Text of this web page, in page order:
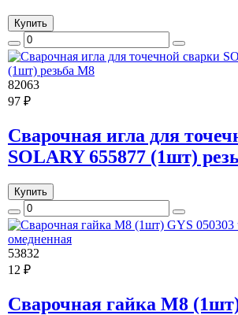
Купить
82063
97 ₽
Сварочная игла для
SOLARY 655877 (1шт)
Купить
53832
12 ₽
Сварочная гайка M8